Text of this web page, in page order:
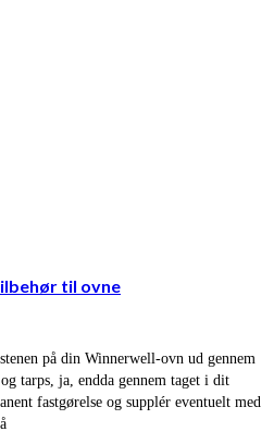
til ovne
på din Winnerwell-ovn ud gennem
tarps, ja, endda gennem taget i dit
fastgørelse og supplér eventuelt med